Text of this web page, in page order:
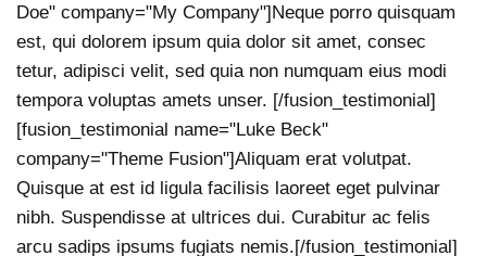
Doe" company="My Company"]Neque porro quisquam
est, qui dolorem ipsum quia dolor sit amet, consec
tetur, adipisci velit, sed quia non numquam eius modi
tempora voluptas amets unser. [/fusion_testimonial]
[fusion_testimonial name="Luke Beck"
company="Theme Fusion"]Aliquam erat volutpat.
Quisque at est id ligula facilisis laoreet eget pulvinar
nibh. Suspendisse at ultrices dui. Curabitur ac felis
arcu sadips ipsums fugiats nemis.[/fusion_testimonial]